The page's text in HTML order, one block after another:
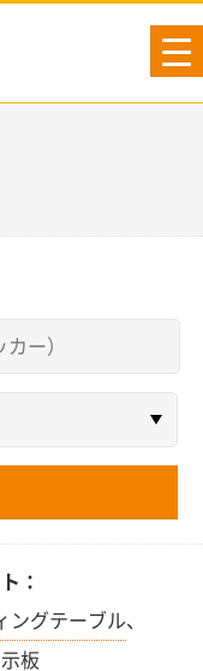
：
ングテーブル、
板